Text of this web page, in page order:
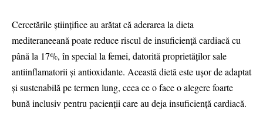
Cercetările științifice au arătat că aderarea la dieta
mediteraneeană poate reduce riscul de insuficiență cardiacă cu
până la 17%, în special la femei, datorită proprietăților sale
antiinflamatorii și antioxidante. Această dietă este ușor de adaptat
și sustenabilă pe termen lung, ceea ce o face o alegere foarte
bună inclusiv pentru pacienții care au deja insuficiență cardiacă.